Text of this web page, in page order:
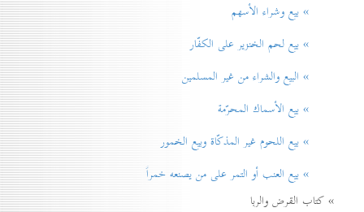
» بيع وشراء الأسهم
» بيع لحم الخنزير علی الكفّار
» البيع والشراء من غير المسلمين
» بيع الأسماك المحرّمة
» بيع اللحوم غير المذكّاة وبيع الخمور
» بيع العنب أو التمر على من يصنعه خمراً
» كتاب القرض والربا